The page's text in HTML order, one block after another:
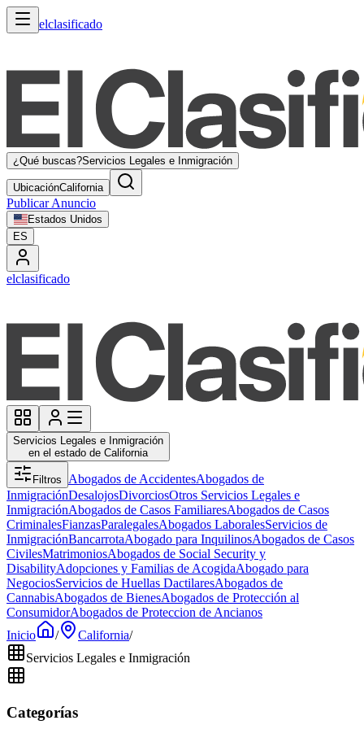
elclasificado
¿Qué buscas?Servicios Legales e Inmigración
UbicaciónCalifornia
Publicar Anuncio
Estados Unidos
ES
elclasificado
Servicios Legales e Inmigración
en el estado de California
Filtros Abogados de AccidentesAbogados de
InmigraciónDesalojosDivorciosOtros Servicios Legales e
InmigraciónAbogados de Casos FamiliaresAbogados de Casos
CriminalesFianzasParalegalesAbogados LaboralesServicios de
InmigraciónBancarrotaAbogado para InquilinosAbogados de Casos
CivilesMatrimoniosAbogados de Social Security y
DisabilityAdopciones y Familias de AcogidaAbogado para
NegociosServicios de Huellas DactilaresAbogados de
CannabisAbogados de BienesAbogados de Protección al
ConsumidorAbogados de Proteccion de Ancianos
Inicio
/ California/
Servicios Legales e Inmigración
Categorías